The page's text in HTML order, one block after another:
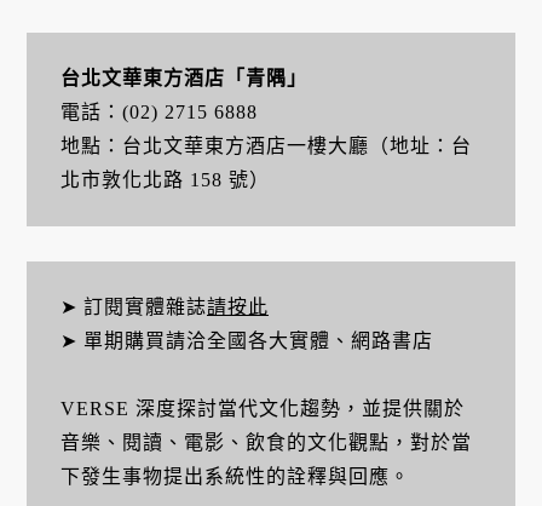
台北文華東方酒店「青隅」
電話：(02) 2715 6888
地點：台北文華東方酒店一樓大廳（地址：台
北市敦化北路 158 號）
➤ 訂閱實體雜誌請按此
➤ 單期購買請洽全國各大實體、網路書店
VERSE 深度探討當代文化趨勢，並提供關於
音樂、閱讀、電影、飲食的文化觀點，對於當
下發生事物提出系統性的詮釋與回應。